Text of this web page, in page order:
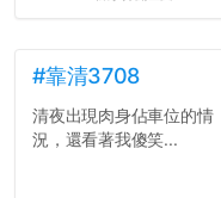
績無法體現你們的努力，但
往後你們正直的態度一定會
讓你們在社會上適應得更
好。最後，那些作弊的同
#靠清3708
清夜出現肉身佔車位的情
況，還看著我傻笑...